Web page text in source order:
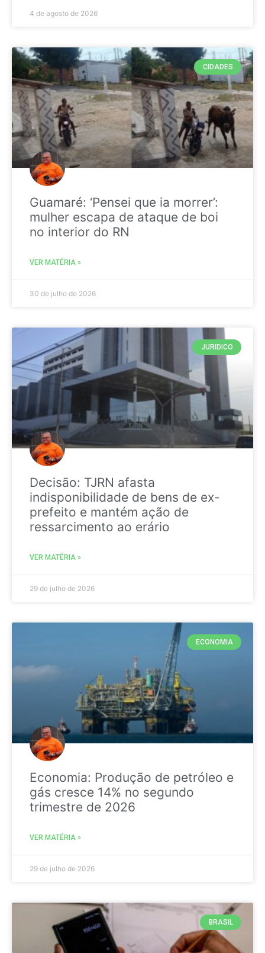
4 de agosto de 2026
CIDADES
Guamaré: ‘Pensei que ia morrer’:
mulher escapa de ataque de boi
no interior do RN
VER MATÉRIA »
30 de julho de 2026
JURIDICO
Decisão: TJRN afasta
indisponibilidade de bens de ex-
prefeito e mantém ação de
ressarcimento ao erário
VER MATÉRIA »
29 de julho de 2026
ECONOMIA
Economia: Produção de petróleo e
gás cresce 14% no segundo
trimestre de 2026
VER MATÉRIA »
29 de julho de 2026
BRASIL